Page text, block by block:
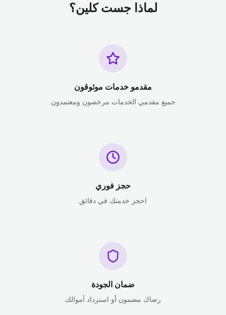
لماذا جست كلين؟
مقدمو خدمات موثوقون
جميع مقدمي الخدمات مرخصون ومعتمدون
حجز فوري
احجز خدمتك في دقائق
ضمان الجودة
رضاك مضمون أو استرداد أموالك